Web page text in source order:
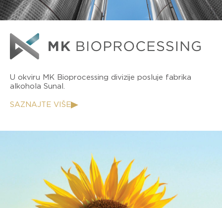
U okviru MK Bioprocessing divizije posluje fabrika
alkohola Sunal.
SAZNAJTE VIŠE